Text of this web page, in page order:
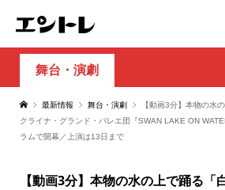
舞台・演劇
最新情報 舞台・演劇
【動画3分】本物の
クライナ・グランド・バレエ団『SWAN LAKE ON
ラムで開幕／上演は13日まで
【動画3分】本物の水の上で踊る